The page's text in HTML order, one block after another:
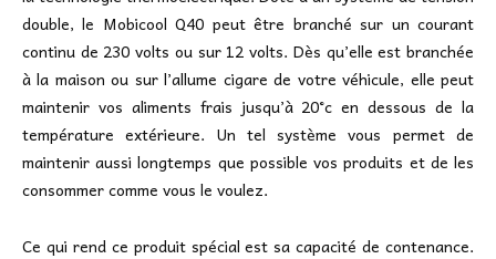
double, le Mobicool Q40 peut être branché sur un courant
continu de 230 volts ou sur 12 volts. Dès qu’elle est branchée
à la maison ou sur l’allume cigare de votre véhicule, elle peut
maintenir vos aliments frais jusqu’à 20°c en dessous de la
température extérieure. Un tel système vous permet de
maintenir aussi longtemps que possible vos produits et de les
consommer comme vous le voulez.
Ce qui rend ce produit spécial est sa capacité de contenance.